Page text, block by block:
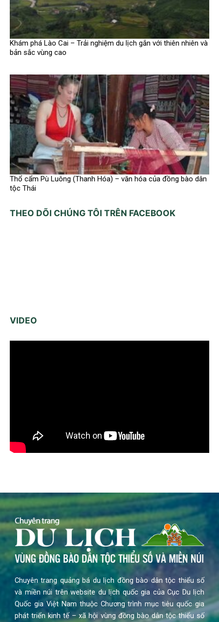
Khám phá Lào Cai – Trải nghiệm du lịch gắn với thiên nhiên và
bản sắc vùng cao
Thổ cẩm Pù Luông (Thanh Hóa) – văn hóa của đồng bào dân
tộc Thái
THEO DÕI CHÚNG TÔI TRÊN FACEBOOK
VIDEO
Chuyên trang quảng bá du lịch đồng bào dân tộc thiểu số
và miền núi trên website du lịch quốc gia của Cục Du lịch
Quốc gia Việt Nam thuộc Chương trình mục tiêu quốc gia
phát triển kinh tế – xã hội vùng đồng bào dân tộc thiểu số